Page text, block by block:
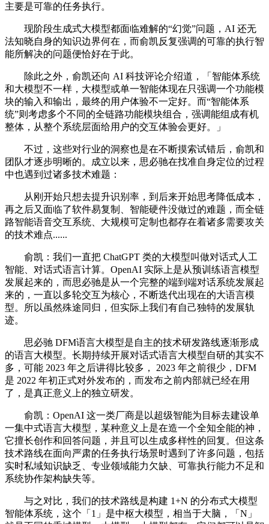
主要是可靠的任务执行。
现阶段生成式大模型都面临难解的“幻觉”问题，AI 还无
法知晓自身的知识边界何在，而俞凯反复强调的可靠的执行智
能所解决的问题便恰好在于此。
除此之外，俞凯还向 AI 科技评论介绍道，「智能体系统
和大模型不一样，大模型或单一智能体现在只强调一个功能模
块的输入和输出，最终的用户体验不一定好。而“智能体系
统”则考虑多个不同的全链路功能模块组合，强调能组成有机
整体，从整个系统层面给用户的交互体验会更好。」
不过，这些对行业的洞察也是在不断摸索试错后，俞凯和
团队才逐步明晰的。成立以来，思必驰在找准自身定位的过程
中也遇到过诸多技术难题：
从刚开始只想去提升识别率，到后来开始思考降低成本，
再之后又面临了软件易复制、智能硬件没做过的难题，而全链
路智能语音交互系统、大规模可定制也都存在着诸多需要攻关
的技术难点......
俞凯：我们一直把 ChatGPT 类的大模型叫做对话式人工
智能、对话式语言计算。OpenAI 实际上是从预训练语言模型
发展起来的，而思必驰是从一个完整的端到端对话系统发展起
来的，一直以多轮交互为核心，不断迭代出现在的大语言模
型。所以虽然殊途同归，但实际上我们有自己独特的发展轨
迹。
思必驰 DFM语言大模型是自主的技术研发路线逐渐形成
的语言大模型。长期持续开展对话式语言大模型自研的其实不
多，可能 2023 年之后讲得比较多， 2023 年之前很少，DFM
是 2022 年初正式对外发布的，而发布之前内部就已经在用
了，是真正意义上的独立研发。
俞凯：OpenAI 这一类厂商是以超级智能为目标去建设单
一集中式语言大模型，某种意义上是在造一个全知全能的神，
它擅长创作和回答问题，并且可以生成多样性的回复。但这条
技术路线在面向严肃的任务执行场景时遇到了许多问题，包括
实时私域知识缺乏、专业领域能力欠缺、可靠执行能力不足和
系统协作架构缺失等。
与之对比，我们的技术路线是构建 1+N 的分布式大模型
智能体系统，这个「1」是中枢大模型，相当于大脑，「N」